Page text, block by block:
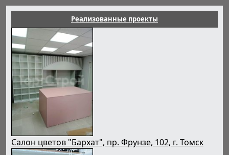
Реализованные проекты
Салон цветов "Бархат", пр. Фрунзе, 102, г. Томск